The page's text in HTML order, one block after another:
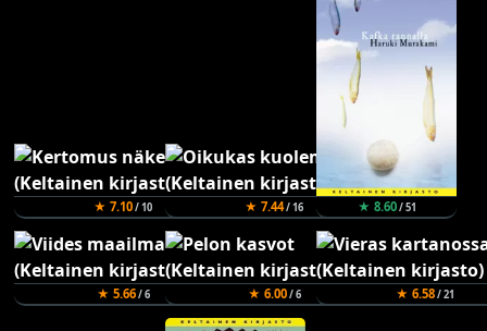
★ 7.10/ 10 ★ 7.44/ 16 ★ 8.60/ 51
★ 5.66/ 6 ★ 6.00/ 6 ★ 6.58/ 21